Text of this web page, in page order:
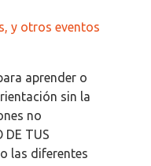
y otros eventos
aprender o
sin la
no
DE TUS
las diferentes